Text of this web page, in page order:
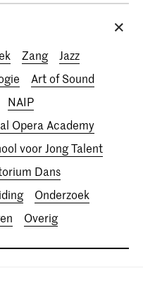
Zang
Jazz
Art of Sound
NAIP
Opera Academy
voor Jong Talent
Dans
Onderzoek
Overig